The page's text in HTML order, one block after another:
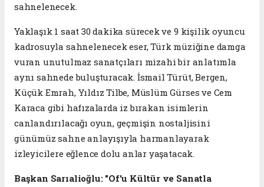
sahnelenecek.
Yaklaşık 1 saat 30 dakika sürecek ve 9 kişilik oyuncu
kadrosuyla sahnelenecek eser, Türk müziğine damga
vuran unutulmaz sanatçıları mizahi bir anlatımla
aynı sahnede buluşturacak. İsmail Türüt, Bergen,
Küçük Emrah, Yıldız Tilbe, Müslüm Gürses ve Cem
Karaca gibi hafızalarda iz bırakan isimlerin
canlandırılacağı oyun, geçmişin nostaljisini
günümüz sahne anlayışıyla harmanlayarak
izleyicilere eğlence dolu anlar yaşatacak.
Başkan Sarıalioğlu: "Of'u Kültür ve Sanatla